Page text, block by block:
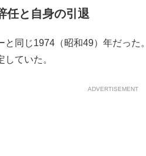
任と自身の引退
同じ1974（昭和49）年だった
ていた。
ADVERTISEMENT